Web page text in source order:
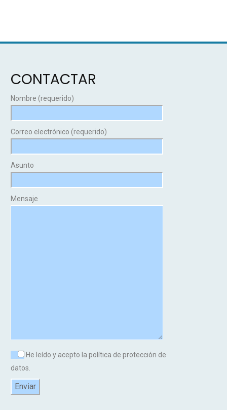
CONTACTAR
Nombre (requerido)
Correo electrónico (requerido)
Asunto
Mensaje
He leído y acepto la política de protección de
datos.